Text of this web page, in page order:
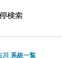
川 系統一覧